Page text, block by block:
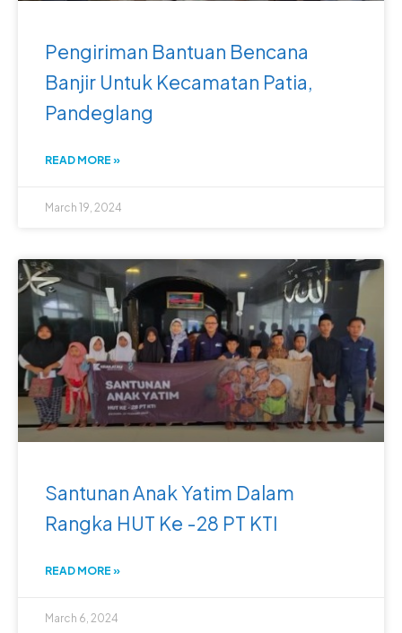
Pengiriman Bantuan Bencana
Banjir Untuk Kecamatan Patia,
Pandeglang
READ MORE »
March 19, 2024
Santunan Anak Yatim Dalam
Rangka HUT Ke -28 PT KTI
READ MORE »
March 6, 2024